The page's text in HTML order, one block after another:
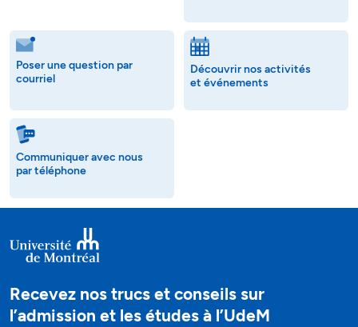
Poser une question par
courriel
Découvrir nos activités
et événements
Communiquer avec nous
par téléphone
Recevez nos trucs et conseils sur
l’admission et les études à l’UdeM